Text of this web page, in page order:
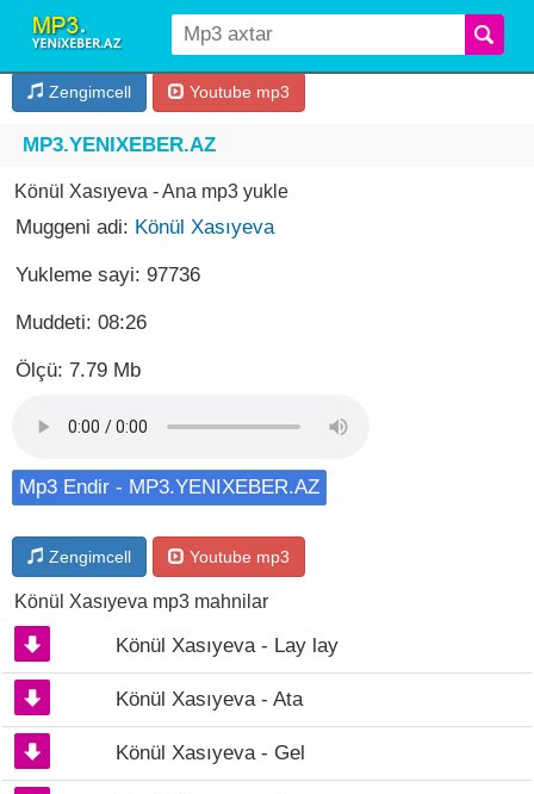
Zengimcell Youtube mp3
MP3.YENIXEBER.AZ
Könül Xasıyeva - Ana mp3 yukle
Muggeni adi: Könül Xasıyeva
Yukleme sayi: 97736
Muddeti: 08:26
Ölçü: 7.79 Mb
Mp3 Endir - MP3.YENIXEBER.AZ
Zengimcell Youtube mp3
Könül Xasıyeva mp3 mahnilar
Könül Xasıyeva - Lay lay
Könül Xasıyeva - Ata
Könül Xasıyeva - Gel